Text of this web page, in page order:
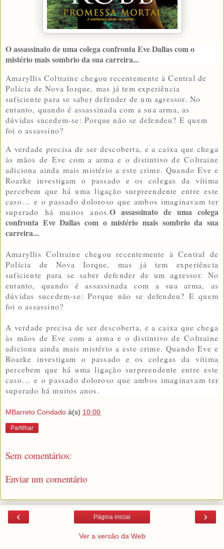
O assassinato de uma colega confronta Eve Dallas com o
mistério mais sombrio da sua carreira...
Amaryllis Coltraine chegou recentemente à Central de
Polícia de Nova Iorque, mas já tem experiência
suficiente para se saber defender de um agressor. No
entanto, quando é assassinada com a sua arma, as
dúvidas sucedem-se: Porque não se defendeu? E quem
foi o assassino?
A verdade precisa de ser descoberta, e a caixa que chega
às mãos de Eve com a arma e o distintivo de Coltraine
adiciona ainda mais mistério a este crime. Quando Eve e
Roarke investigam o passado e os colegas da vítima
percebem que há uma ligação surpreendente entre este
caso… e o passado doloroso que ambos imaginavam ter
superado há muitos anos.O assassinato de uma colega
confronta Eve Dallas com o mistério mais sombrio da sua
carreira...
Amaryllis Coltraine chegou recentemente à Central de
Polícia de Nova Iorque, mas já tem experiência
suficiente para se saber defender de um agressor. No
entanto, quando é assassinada com a sua arma, as
dúvidas sucedem-se: Porque não se defendeu? E quem
foi o assassino?
A verdade precisa de ser descoberta, e a caixa que chega
às mãos de Eve com a arma e o distintivo de Coltraine
adiciona ainda mais mistério a este crime. Quando Eve e
Roarke investigam o passado e os colegas da vítima
percebem que há uma ligação surpreendente entre este
caso… e o passado doloroso que ambos imaginavam ter
superado há muitos anos.
MBarreto Condado à(s) 10:00
Partilhar
Sem comentários:
Enviar um comentário
‹ ›
Página inicial
Ver a versão da Web